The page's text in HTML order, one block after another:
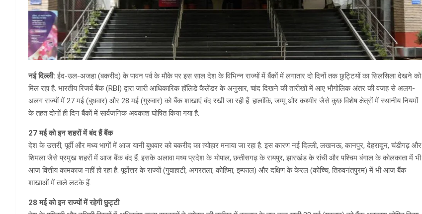
नई दिल्ली:ईद-उल-अजहा (बकरीद) के पावन पर्व के मौके पर इस साल देश के विभिन्न राज्यों में बैंकों में लगातार दो दिनों तक छुट्टियों का सिलसिला देखने को
मिल रहा है. भारतीय रिजर्व बैंक (RBI) द्वारा जारी आधिकारिक हॉलिडे कैलेंडर के अनुसार, चांद दिखने की तारीखों में आए भौगोलिक अंतर की वजह से अलग-
अलग राज्यों में 27 मई (बुधवार) और 28 मई (गुरुवार) को बैंक शाखाएं बंद रखी जा रही हैं. हालांकि, जम्मू और कश्मीर जैसे कुछ विशेष क्षेत्रों में स्थानीय नियमों
के तहत दोनों ही दिन बैंकों में सार्वजनिक अवकाश घोषित किया गया है.
27 मई को इन शहरों में बंद हैं बैंक
देश के उत्तरी, पूर्वी और मध्य भागों में आज यानी बुधवार को बकरीद का त्योहार मनाया जा रहा है. इस कारण नई दिल्ली, लखनऊ, कानपुर, देहरादून, चंडीगढ़ और
शिमला जैसे प्रमुख शहरों में आज बैंक बंद हैं. इसके अलावा मध्य प्रदेश के भोपाल, छत्तीसगढ़ के रायपुर, झारखंड के रांची और पश्चिम बंगाल के कोलकाता में भी
आज वित्तीय कामकाज नहीं हो रहा है. पूर्वोत्तर के राज्यों (गुवाहाटी, अगरतला, कोहिमा, इम्फाल) और दक्षिण के केरल (कोच्चि, तिरुवनंतपुरम) में भी आज बैंक
शाखाओं में ताले लटके हैं.
28 मई को इन राज्यों में रहेगी छुट्टी